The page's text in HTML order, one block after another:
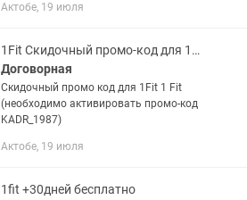
звоните
Актобе, 19 июля
1Fit Скидочный промо-код для 1Fit (активировать промо-код KADR_1987)
Договорная
Скидочный промо код для 1Fit 1 Fit
(необходимо активировать промо-код
KADR_1987)
Актобе, 19 июля
1fit +30дней бесплатно